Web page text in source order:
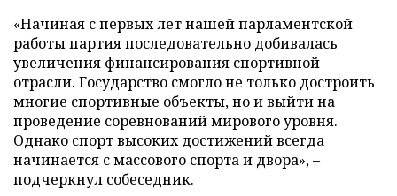
«Начиная с первых лет нашей парламентской
работы партия последовательно добивалась
увеличения финансирования спортивной
отрасли. Государство смогло не только достроить
многие спортивные объекты, но и выйти на
проведение соревнований мирового уровня.
Однако спорт высоких достижений всегда
начинается с массового спорта и двора», –
подчеркнул собеседник.